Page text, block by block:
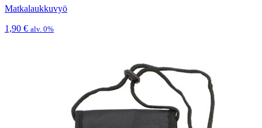
Matkalaukkuvyö
1,90 € alv. 0%